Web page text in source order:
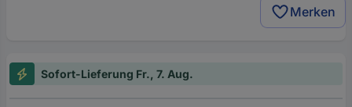
Merken
Sofort-Lieferung Fr., 7. Aug.